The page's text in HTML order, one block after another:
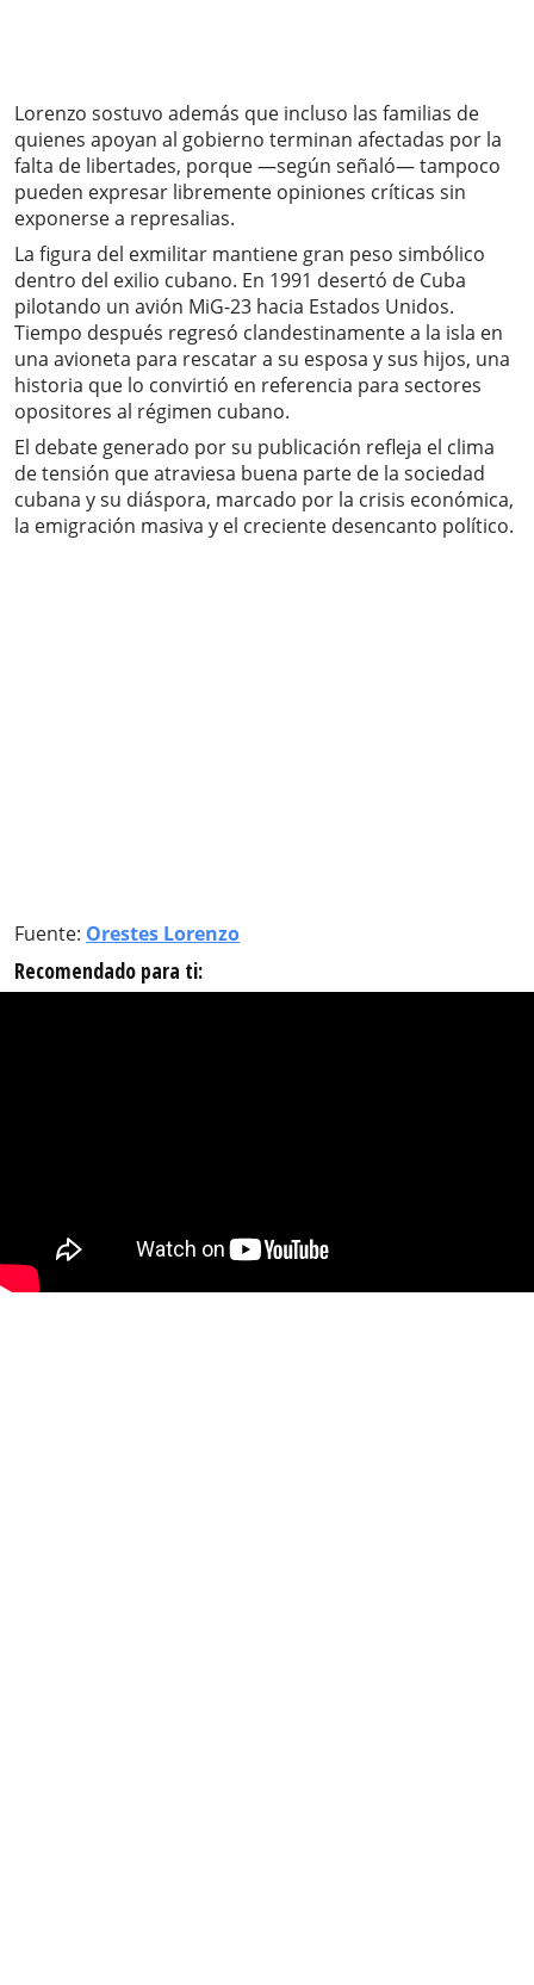
Lorenzo sostuvo además que incluso las familias de
quienes apoyan al gobierno terminan afectadas por la
falta de libertades, porque —según señaló— tampoco
pueden expresar libremente opiniones críticas sin
exponerse a represalias.
La figura del exmilitar mantiene gran peso simbólico
dentro del exilio cubano. En 1991 desertó de Cuba
pilotando un avión MiG-23 hacia Estados Unidos.
Tiempo después regresó clandestinamente a la isla en
una avioneta para rescatar a su esposa y sus hijos, una
historia que lo convirtió en referencia para sectores
opositores al régimen cubano.
El debate generado por su publicación refleja el clima
de tensión que atraviesa buena parte de la sociedad
cubana y su diáspora, marcado por la crisis económica,
la emigración masiva y el creciente desencanto político.
Fuente: Orestes Lorenzo
Recomendado para ti: